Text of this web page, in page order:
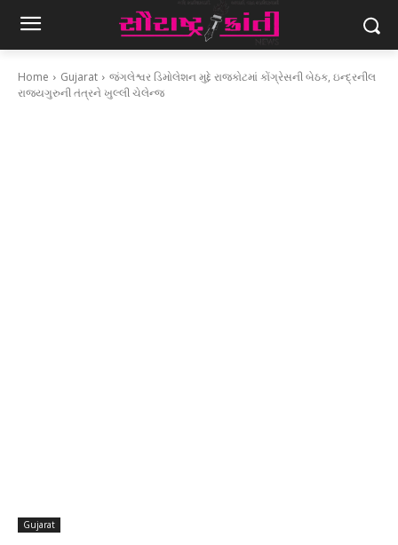
Home Gujarat
જંગલેશ્વર ડિમોલેશન મુદ્દે રાજકોટમાં કોંગ્રેસની બેઠક, ઇન્દ્રનીલ
રાજ્યગુરુની તંત્રને ખુલ્લી ચેલેન્જ
Gujarat